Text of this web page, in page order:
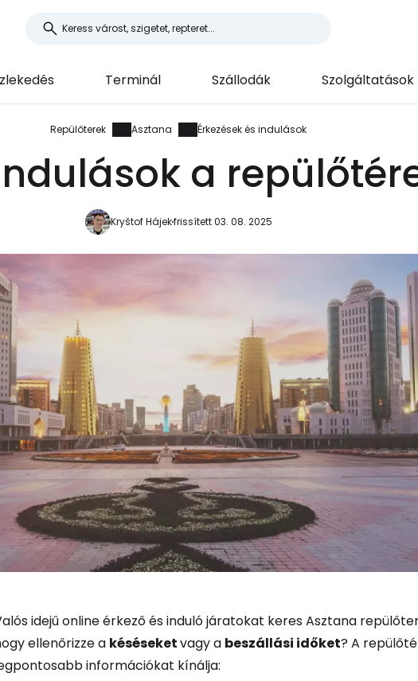
Terminál Szállodák Szolgáltatások
Repülőterek Asztana Érkezések és indulások
a
Kryštof Hájekfrissített 03. 08. 2025
idejű online érkező és induló járatokat keres Asztana
ellenőrizze a késéseketvagy a beszállási időket? A
információkat kínálja:
Bejelentkezés
... az utazási közösség világszerte